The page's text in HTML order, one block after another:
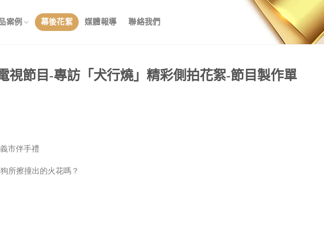
案例 幕後花絮 媒體報導 聯絡我們
視節目-專訪「犬行燒」精彩側拍花絮-節目製作單
市伴手禮
所擦撞出的火花嗎？